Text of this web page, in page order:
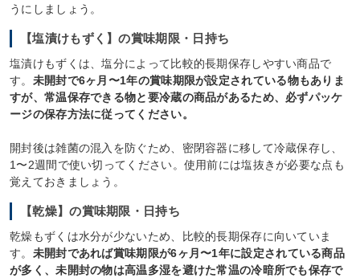
うにしましょう。
【塩漬けもずく】の賞味期限・日持ち
塩漬けもずくは、塩分によって比較的長期保存しやすい商品で
す。 未開封で6ヶ月〜1年の賞味期限が設定されている物もありま
すが、常温保存できる物と要冷蔵の商品があるため、必ずパッケ
ージの保存方法に従ってください。
開封後は雑菌の混入を防ぐため、密閉容器に移して冷蔵保存し、
1〜2週間で使い切ってください。使用前には塩抜きが必要な点も
覚えておきましょう。
【乾燥】の賞味期限・日持ち
乾燥もずくは水分が少ないため、比較的長期保存に向いていま
す。 未開封であれば賞味期限が6ヶ月〜1年に設定されている商品
が多く、未開封の物は高温多湿を避けた常温の冷暗所でも保存で